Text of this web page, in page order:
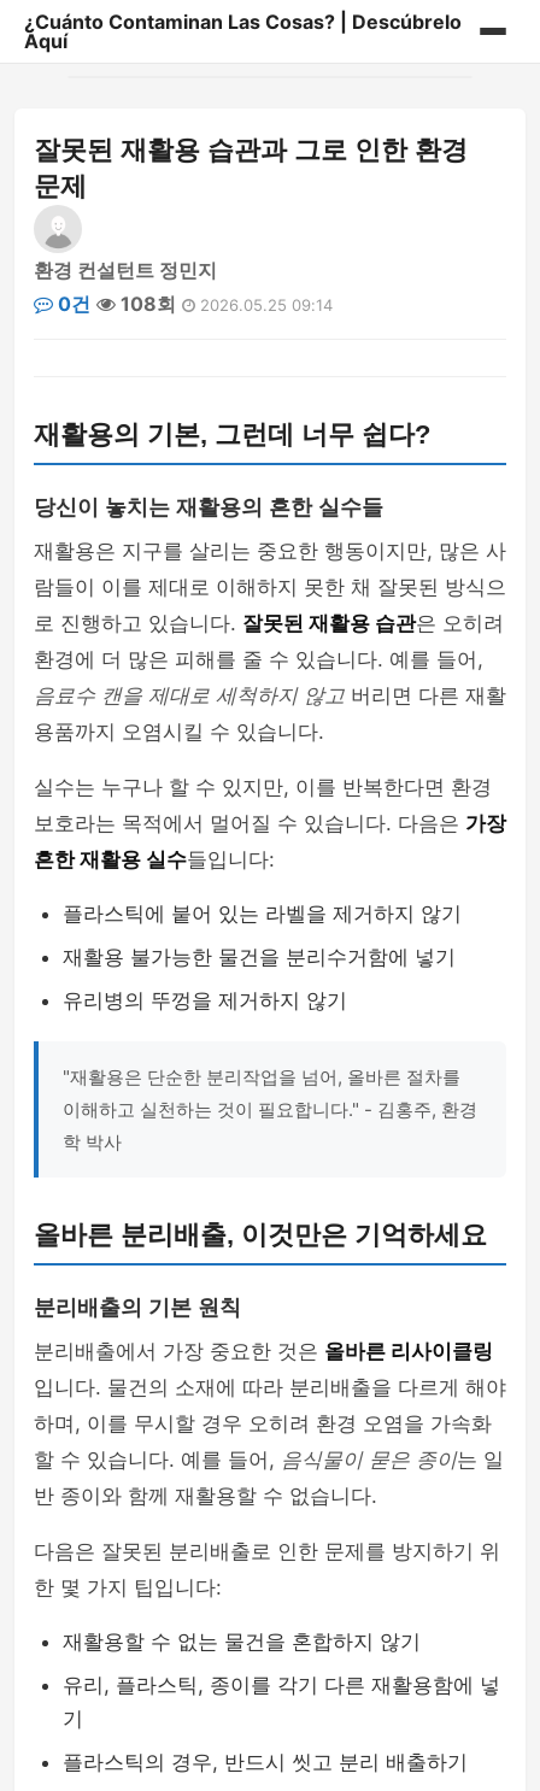
¿Cuánto Contaminan Las Cosas? | Descúbrelo
Aquí
게시판
잘못된 재활용 습관과 그로 인한 환경
문제
환경 컨설턴트 정민지
0건
108회 2026.05.25 09:14
재활용의 기본, 그런데 너무 쉽다?
당신이 놓치는 재활용의 흔한 실수들
재활용은 지구를 살리는 중요한 행동이지만, 많은 사
람들이 이를 제대로 이해하지 못한 채 잘못된 방식으
로 진행하고 있습니다. 잘못된 재활용 습관은 오히려
환경에 더 많은 피해를 줄 수 있습니다. 예를 들어,
음료수 캔을 제대로 세척하지 않고 버리면 다른 재활
용품까지 오염시킬 수 있습니다.
실수는 누구나 할 수 있지만, 이를 반복한다면 환경
보호라는 목적에서 멀어질 수 있습니다. 다음은 가장
흔한 재활용 실수들입니다:
플라스틱에 붙어 있는 라벨을 제거하지 않기
재활용 불가능한 물건을 분리수거함에 넣기
유리병의 뚜껑을 제거하지 않기
"재활용은 단순한 분리작업을 넘어, 올바른 절차를
이해하고 실천하는 것이 필요합니다." - 김홍주, 환경
학 박사
올바른 분리배출, 이것만은 기억하세요
분리배출의 기본 원칙
분리배출에서 가장 중요한 것은 올바른 리사이클링
입니다. 물건의 소재에 따라 분리배출을 다르게 해야
하며, 이를 무시할 경우 오히려 환경 오염을 가속화
할 수 있습니다. 예를 들어, 음식물이 묻은 종이는 일
반 종이와 함께 재활용할 수 없습니다.
다음은 잘못된 분리배출로 인한 문제를 방지하기 위
한 몇 가지 팁입니다:
재활용할 수 없는 물건을 혼합하지 않기
유리, 플라스틱, 종이를 각기 다른 재활용함에 넣
기
플라스틱의 경우, 반드시 씻고 분리 배출하기